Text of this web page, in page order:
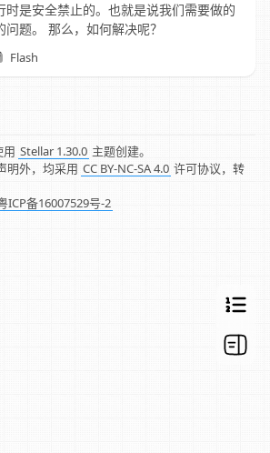
时是安全禁止的。也就是说我们需要做的
题。 那么，如何解决呢？
Flash
用 Stellar 1.30.0 主题创建。
明外，均采用 CC BY-NC-SA 4.0 许可协议，转
ICP备16007529号-2